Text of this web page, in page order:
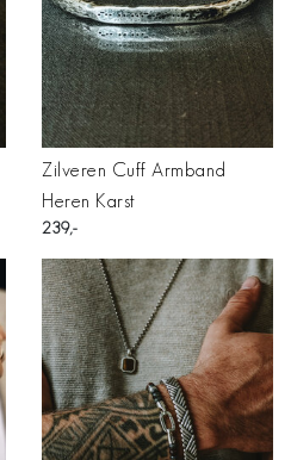
Zilveren Cuff Armband
Heren Karst
239